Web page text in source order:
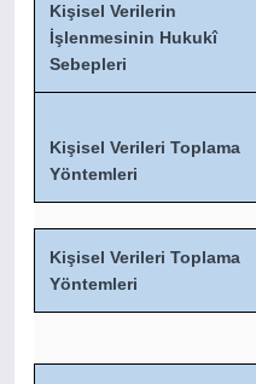
Kişisel Verilerin
İşlenmesinin Hukukî
Sebepleri
Kişisel Verileri Toplama
Yöntemleri
Kişisel Verileri Toplama
Yöntemleri